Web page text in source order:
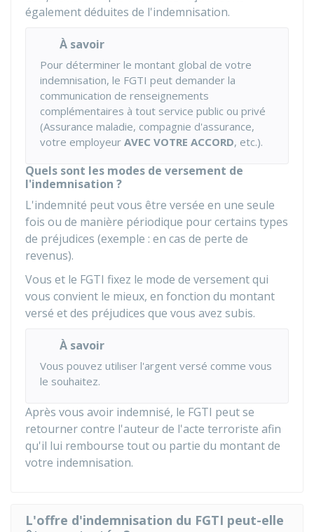
également déduites de l'indemnisation.
À savoir
Pour déterminer le montant global de votre
indemnisation, le FGTI peut demander la
communication de renseignements
complémentaires à tout service public ou privé
(Assurance maladie, compagnie d'assurance,
votre employeur AVEC VOTRE ACCORD, etc.).
Quels sont les modes de versement de
l'indemnisation ?
L'indemnité peut vous être versée en une seule
fois ou de manière périodique pour certains types
de préjudices (exemple : en cas de perte de
revenus).
Vous et le FGTI fixez le mode de versement qui
vous convient le mieux, en fonction du montant
versé et des préjudices que vous avez subis.
À savoir
Vous pouvez utiliser l'argent versé comme vous
le souhaitez.
Après vous avoir indemnisé, le FGTI peut se
retourner contre l'auteur de l'acte terroriste afin
qu'il lui rembourse tout ou partie du montant de
votre indemnisation.
L'offre d'indemnisation du FGTI peut-elle